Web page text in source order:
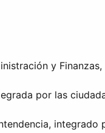
y
por las
integrado